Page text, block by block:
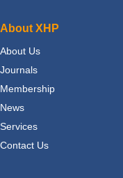
About XHP
About Us
Journals
Membership
News
Services
Contact Us